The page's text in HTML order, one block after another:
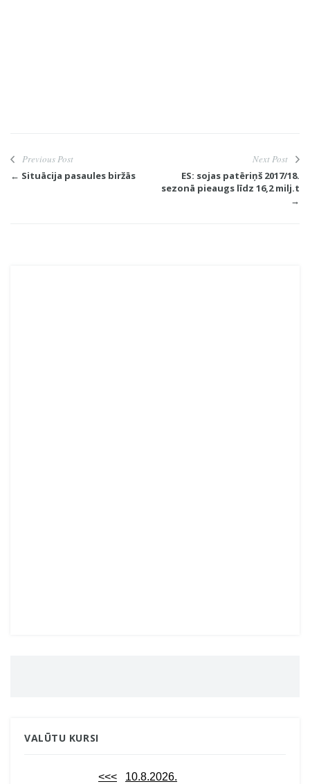
Previous Post
← Situācija pasaules biržās
Next Post
ES: sojas patēriņš 2017/18.
sezonā pieaugs līdz 16,2 milj.t
→
VALŪTU KURSI